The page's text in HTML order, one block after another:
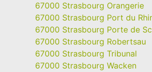
67000 Strasbourg Orangerie
67000 Strasbourg Port du
67000 Strasbourg Porte de
67000 Strasbourg Robertsau
67000 Strasbourg Tribunal
67000 Strasbourg Wacken